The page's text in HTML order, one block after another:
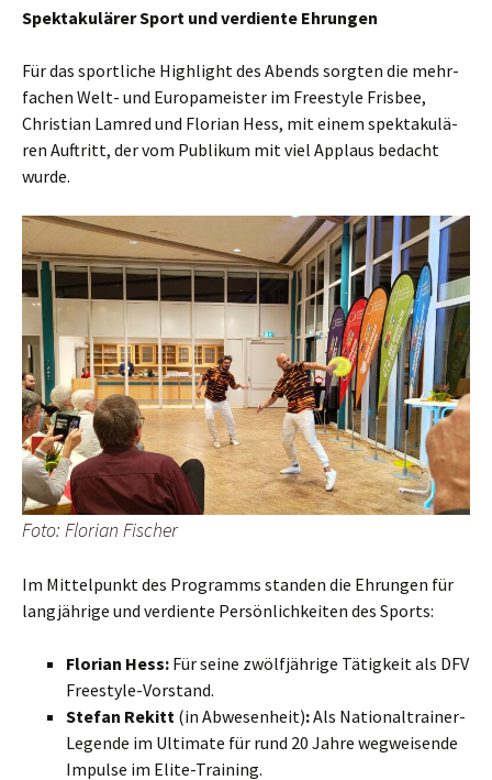
Spek­ta­ku­lä­rer Sport und ver­dien­te Ehrungen
Für das sport­li­che High­light des Abends sorg­ten die mehr­
fa­chen Welt- und Euro­pa­meis­ter im Free­style Fris­bee,
Chris­ti­an Lam­red und Flo­ri­an Hess, mit einem spek­ta­ku­lä­
ren Auf­tritt, der vom Publi­kum mit viel Applaus bedacht
wurde.
Foto: Flo­ri­an Fischer
Im Mit­tel­punkt des Pro­gramms stan­den die Ehrun­gen für
lang­jäh­ri­ge und ver­dien­te Per­sön­lich­kei­ten des Sports:
Flo­ri­an Hess: Für sei­ne zwölf­jäh­ri­ge Tätig­keit als DFV
Freestyle-Vorstand.
Ste­fan Rekitt (in Abwe­sen­heit):Als Natio­nal­trai­ner-
Legen­de im Ulti­ma­te für rund 20 Jah­re weg­wei­sen­de
Impul­se im Elite-Training.